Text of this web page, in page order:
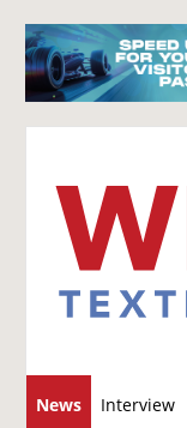
News Interview